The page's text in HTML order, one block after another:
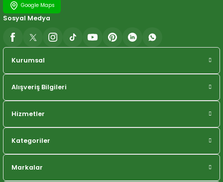
Google Maps
Kurumsal
Alışveriş Bilgileri
Hizmetler
Kategoriler
Markalar
Sosyal Medya